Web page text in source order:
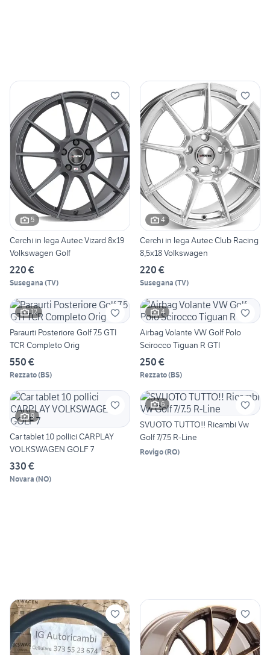
5
Cerchi in lega Autec Vizard 8x19
Volkswagen Golf
220 €
Susegana (TV)
4
Cerchi in lega Autec Club Racing
8,5x18 Volkswagen
220 €
Susegana (TV)
12
Paraurti Posteriore Golf 7.5 GTI
TCR Completo Orig
550 €
Rezzato(BS)
4
Airbag Volante VW Golf Polo
Scirocco Tiguan R GTI
250 €
Rezzato(BS)
9
Car tablet 10 pollici CARPLAY
VOLKSWAGEN GOLF 7
330 €
Novara (NO)
6
SVUOTO TUTTO!! Ricambi Vw
Golf 7/7.5 R-Line
Rovigo(RO)